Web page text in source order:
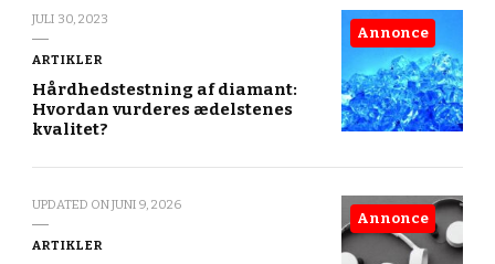
JULI 30, 2023
ARTIKLER
Hårdhedstestning af diamant:
Hvordan vurderes ædelstenes
kvalitet?
Annonce
UPDATED ONJUNI 9, 2026
ARTIKLER
Annonce